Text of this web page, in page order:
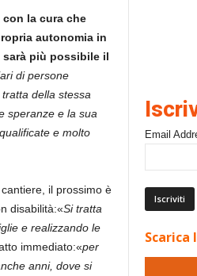
la cura che
autonomia in
più possibile il
di persone
della stessa
speranze e la sua
e molto
il prossimo è
disabilità:«Si tratta
e realizzando le
immediato:«per
anni, dove si
Email
Scarica